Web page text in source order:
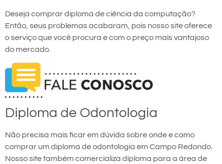
Deseja comprar diploma de ciência da computação?
Então, seus problemas acabaram, pois nosso site oferece
o serviço que você procura e com o preço mais vantajoso
do mercado.
Diploma de Odontologia
Não precisa mais ficar em dúvida sobre onde e como
comprar um diploma de odontologia em Campo Redondo.
Nosso site também comercializa diploma para a área de